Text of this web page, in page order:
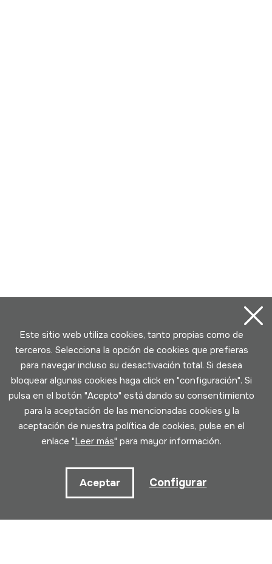
Este sitio web utiliza cookies, tanto propias como de
terceros. Selecciona la opción de cookies que prefieras
para navegar incluso su desactivación total. Si desea
bloquear algunas cookies haga click en "configuración". Si
pulsa en el botón "Acepto" está dando su consentimiento
para la aceptación de las mencionadas cookies y la
aceptación de nuestra política de cookies, pulse en el
enlace "Leer más" para mayor información.
Aceptar Configurar